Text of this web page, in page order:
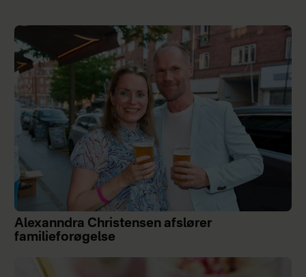
Alexanndra Christensen afslører
familieforøgelse